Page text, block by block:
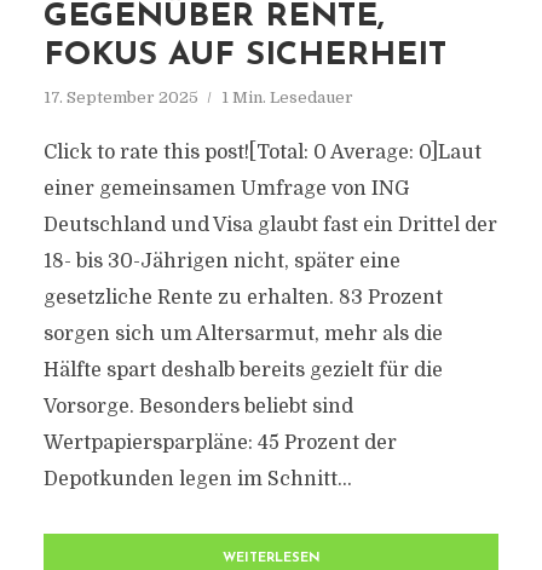
GEGENÜBER RENTE,
FOKUS AUF SICHERHEIT
17. September 2025 1 Min. Lesedauer
Click to rate this post![Total: 0 Average: 0]Laut
einer gemeinsamen Umfrage von ING
Deutschland und Visa glaubt fast ein Drittel der
18- bis 30-Jährigen nicht, später eine
gesetzliche Rente zu erhalten. 83 Prozent
sorgen sich um Altersarmut, mehr als die
Hälfte spart deshalb bereits gezielt für die
Vorsorge. Besonders beliebt sind
Wertpapiersparpläne: 45 Prozent der
Depotkunden legen im Schnitt...
WEITERLESEN